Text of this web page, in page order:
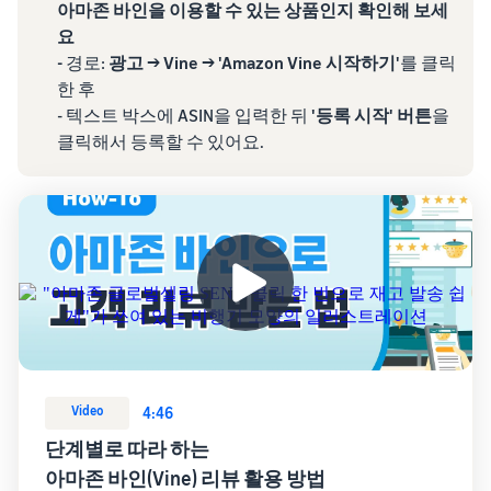
아마존 바인을 이용할 수 있는 상품인지 확인해 보세
요
- 경로: 광고 → Vine → 'Amazon Vine 시작하기'를 클릭
한 후
- 텍스트 박스에 ASIN을 입력한 뒤 '등록 시작' 버튼을
클릭해서 등록할 수 있어요.
Video 4:46
단계별로 따라 하는
아마존 바인(Vine) 리뷰 활용 방법